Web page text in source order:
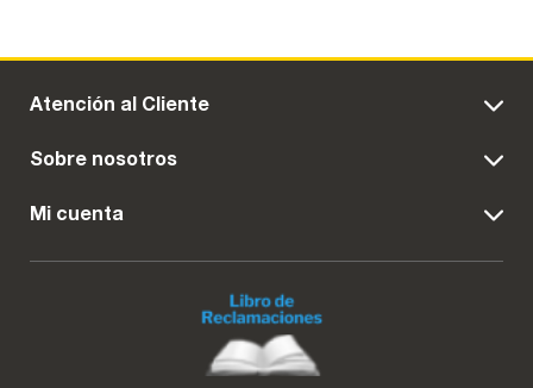
Atención al Cliente
Sobre nosotros
Mi cuenta